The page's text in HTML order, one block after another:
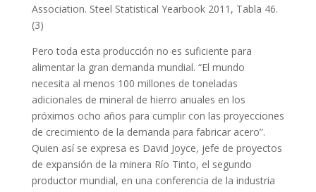
Association. Steel Statistical Yearbook 2011, Tabla 46.
(3)
Pero toda esta producción no es suficiente para
alimentar la gran demanda mundial. “El mundo
necesita al menos 100 millones de toneladas
adicionales de mineral de hierro anuales en los
próximos ocho años para cumplir con las proyecciones
de crecimiento de la demanda para fabricar acero”.
Quien así se expresa es David Joyce, jefe de proyectos
de expansión de la minera Río Tinto, el segundo
productor mundial, en una conferencia de la industria